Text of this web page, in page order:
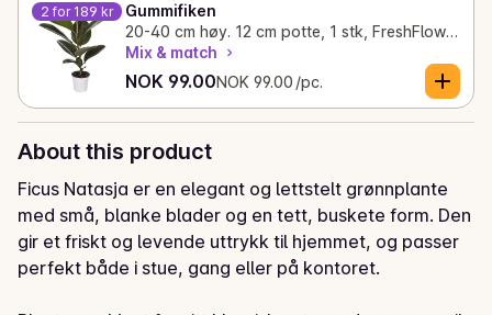
2 for 189 kr
Gummifiken
20-40 cm høy. 12 cm potte, 1 stk, FreshFlowers
Mix & match
NOK 99.00
Current price is: NOK 99.00
NOK 99.00 /pc.
Unit price: NOK 99.00 /pc.
About this product
Ficus Natasja er en elegant og lettstelt grønnplante
med små, blanke blader og en tett, buskete form. Den
gir et friskt og levende uttrykk til hjemmet, og passer
perfekt både i stue, gang eller på kontoret.